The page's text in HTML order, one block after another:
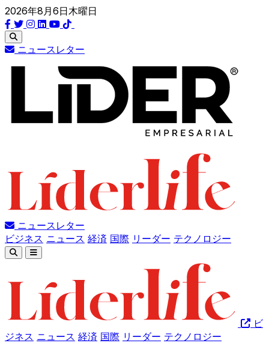
2026年8月6日木曜日
ニュースレター
ニュースレター
ビジネス ニュース 経済 国際 リーダー テクノロジー
ビ
ジネス ニュース 経済 国際 リーダー テクノロジー